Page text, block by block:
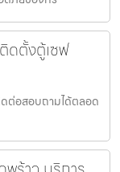
ดตั้งตู้เซฟ
ต่อสอบถามได้ตลอด